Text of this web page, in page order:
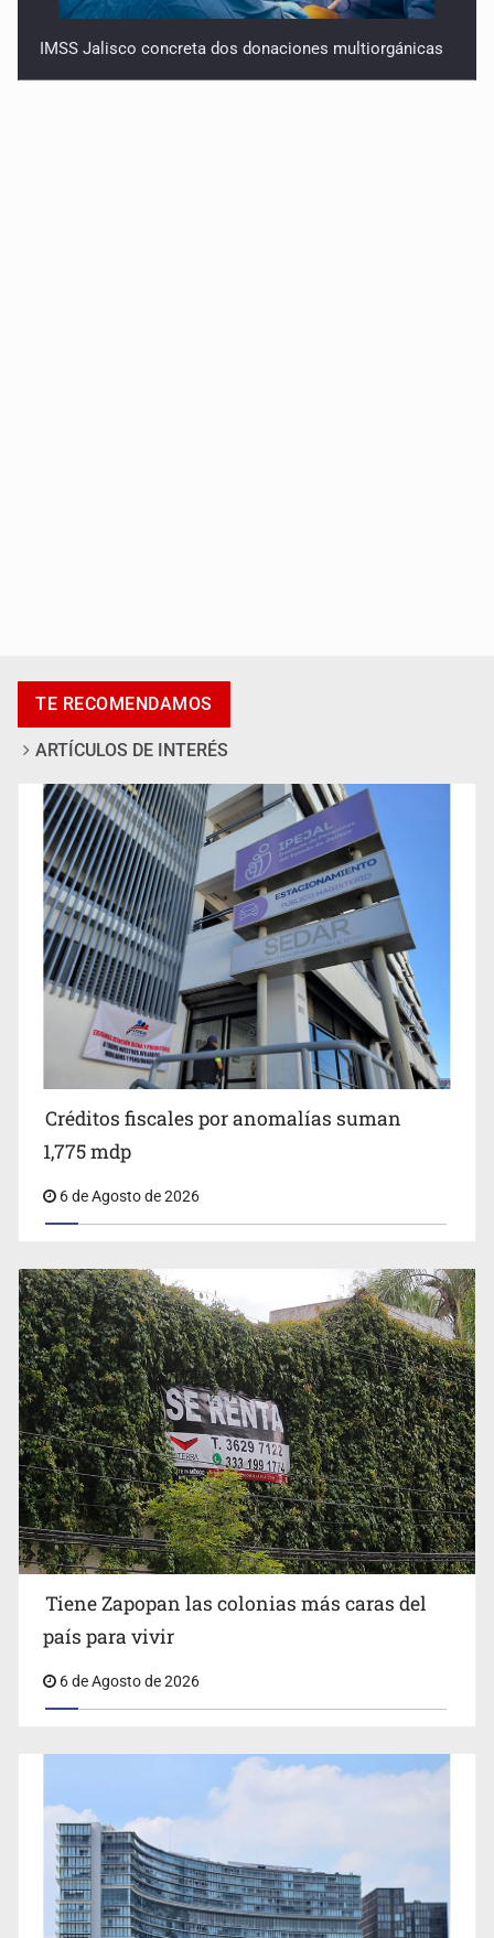
IMSS Jalisco concreta dos donaciones multiorgánicas
Abren pozo profundo en San Miguel Cuyutlán
Créditos fiscales por anomalías suman 1,775 mdp
TE RECOMENDAMOS
ARTÍCULOS DE INTERÉS
Créditos fiscales por anomalías suman
1,775 mdp
6 de Agosto de 2026
Tiene Zapopan las colonias más caras del
país para vivir
6 de Agosto de 2026